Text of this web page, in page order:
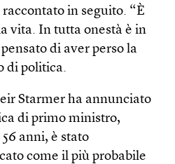
in seguito. “È
vita. In tutta onestà è in
di aver perso la
di politica.
Starmer ha annunciato
di primo ministro,
anni, è stato
come il più probabile